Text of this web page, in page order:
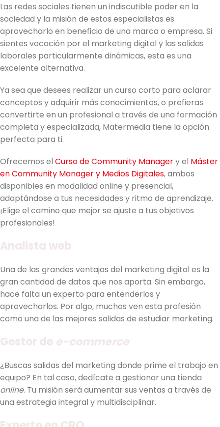
Las redes sociales tienen un indiscutible poder en la
sociedad y la misión de estos especialistas es
aprovecharlo en beneficio de una marca o empresa. Si
sientes vocación por el marketing digital y las salidas
laborales particularmente dinámicas, esta es una
excelente alternativa.
Ya sea que desees realizar un curso corto para aclarar
conceptos y adquirir más conocimientos, o prefieras
convertirte en un profesional a través de una formación
completa y especializada, Matermedia tiene la opción
perfecta para ti.
Ofrecemos el Curso de Community Managery el Máster
en Community Manager y Medios Digitales, ambos
disponibles en modalidad online y presencial,
adaptándose a tus necesidades y ritmo de aprendizaje.
¡Elige el camino que mejor se ajuste a tus objetivos
profesionales!
Una de las grandes ventajas del marketing digital es la
gran cantidad de datos que nos aporta. Sin embargo,
hace falta un experto para entenderlos y
aprovecharlos. Por algo, muchos ven esta profesión
como una de las mejores salidas de estudiar marketing.
¿Buscas salidas del marketing donde prime el trabajo en
equipo? En tal caso, dedícate a gestionar una tienda
online. Tu misión será aumentar sus ventas a través de
una estrategia integral y multidisciplinar.